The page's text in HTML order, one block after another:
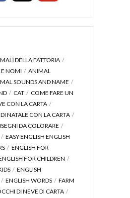
DELLA FATTORIA
E NOMI
ANIMAL
SOUNDS AND NAME
CAT
COME FARE UN
CON LA CARTA
NATALE CON LA CARTA
DA COLORARE
EASY ENGLISH ENGLISH
ENGLISH FOR
FOR CHILDREN
ENGLISH
ENGLISH WORDS
FARM
DI NEVE DI CARTA